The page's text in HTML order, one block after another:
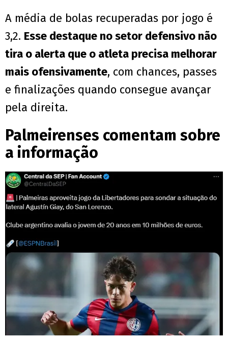
A média de bolas recuperadas por jogo é
3,2. Esse destaque no setor defensivo não
tira o alerta que o atleta precisa melhorar
mais ofensivamente, com chances, passes
e finalizações quando consegue avançar
pela direita.
Palmeirenses comentam sobre
a informação